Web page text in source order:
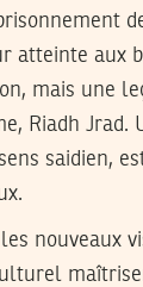
atteinte aux
mais une
Riadh Jrad.
saidien,
nouveaux